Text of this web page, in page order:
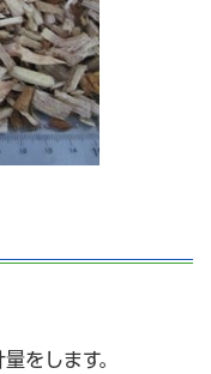
をします。